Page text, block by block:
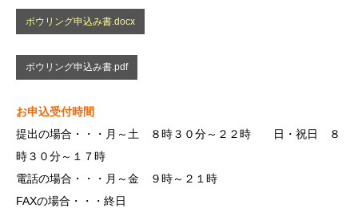
ボウリング申込み書.docx
ボウリング申込み書.pdf
お申込受付時間
提出の場合・・・月～土 ８時３０分～２２時 日・祝日 ８
時３０分～１７時
電話の場合・・・月～金 ９時～２１時
FAXの場合・・・終日